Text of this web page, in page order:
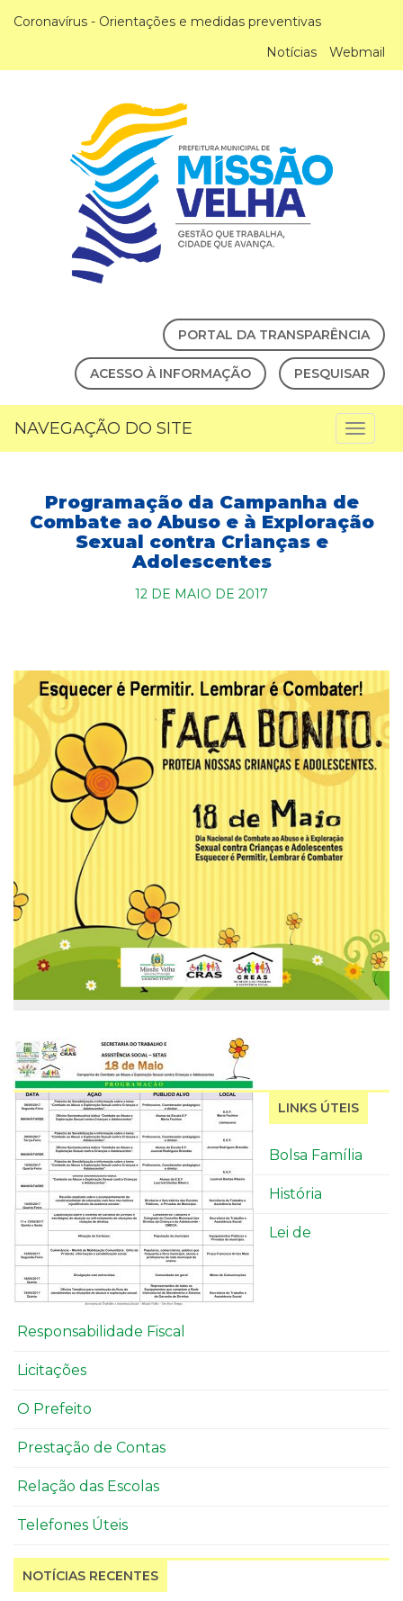
Coronavírus - Orientações e medidas preventivas
Notícias
Webmail
PORTAL DA TRANSPARÊNCIA
ACESSO À INFORMAÇÃO PESQUISAR
NAVEGAÇÃO DO SITE
Programação da Campanha de
Combate ao Abuso e à Exploração
Sexual contra Crianças e
Adolescentes
12 DE MAIO DE 2017
LINKS ÚTEIS
Bolsa Família
História
Lei de
Responsabilidade Fiscal
Licitações
O Prefeito
Prestação de Contas
Relação das Escolas
Telefones Úteis
NOTÍCIAS RECENTES